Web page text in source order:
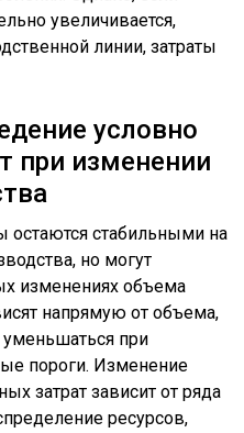
увеличивается,
линии, затраты
условно
при изменении
остаются стабильными на
но могут
изменениях объема
напрямую от объема,
уменьшаться при
пороги. Изменение
затрат зависит от ряда
ресурсов,